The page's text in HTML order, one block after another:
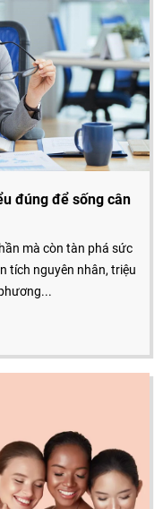
đúng để sống cân
mà còn tàn phá sức
tích nguyên nhân, triệu